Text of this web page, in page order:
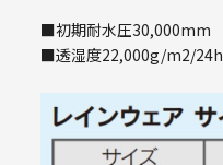
■初期耐水圧30,000mm
■透湿度22,000g/m2/24h